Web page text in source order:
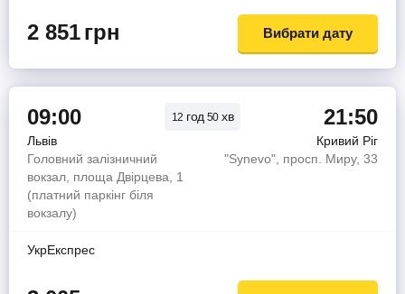
2 851грн Вибрати дату
09:00 12 год 50 хв 21:50
Львів
Кривий Ріг
Головний залізничний
вокзал, площа Двірцева, 1
(платний паркінг біля
вокзалу)
"Synevo", просп. Миру, 33
УкрЕкспрес